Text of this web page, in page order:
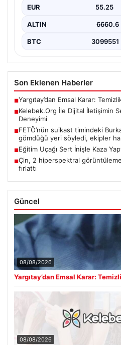
EUR 55.25
ALTIN 6660.6
BTC 3099551
Son Eklenen Haberler
■Yargıtay’dan Emsal Karar:
■Kelebek.Org İle Dijital İletişimin
Deneyimi
■FETÖ’nün suikast timindeki
gömdüğü yeri söyledi, ekipler
■Eğitim Uçağı Sert İnişle Kaza
■Çin, 2 hiperspektral
fırlattı
Güncel
08/08/2026
Yargıtay’dan Emsal Karar:
08/08/2026